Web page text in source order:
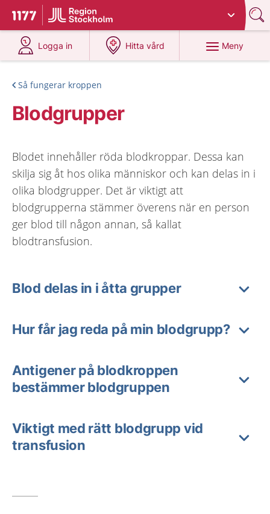
Till startsidan för 1177
Du har valt region
Logga in
på 1177.se
Hitta vård
på 1177.se
Meny
Så fungerar kroppen
Blodgrupper
Blodet innehåller röda blodkroppar. Dessa kan
skilja sig åt hos olika människor och kan delas in i
olika blodgrupper. Det är viktigt att
blodgrupperna stämmer överens när en person
ger blod till någon annan, så kallat
blodtransfusion.
Blod delas in i åtta grupper
Hur får jag reda på min blodgrupp?
Antigener på blodkroppen
bestämmer blodgruppen
Viktigt med rätt blodgrupp vid
transfusion